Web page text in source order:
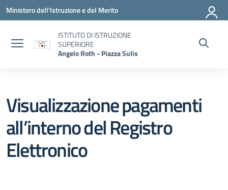
Vai ai contenuti
Vai al menu di navigazione
Vai al footer
Ministero dell'Istruzione e del Merito
ISTITUTO DI ISTRUZIONE
SUPERIORE
Angelo Roth - Piazza Sulis
Visualizzazione pagamenti
all’interno del Registro
Elettronico